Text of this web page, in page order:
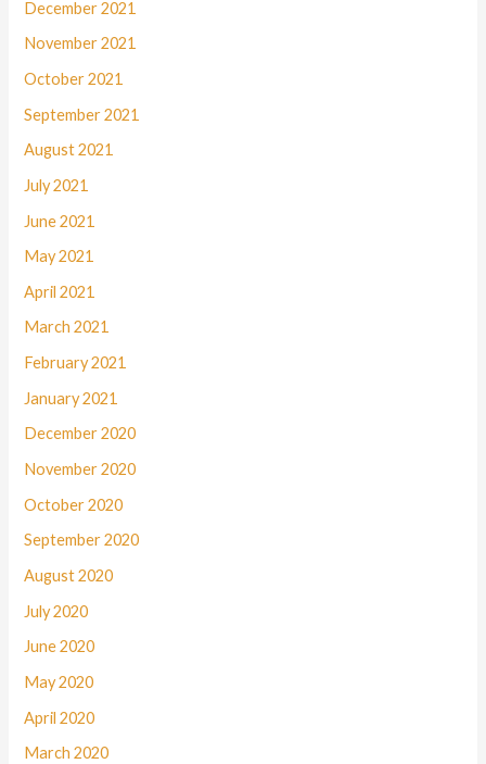
December 2021
November 2021
October 2021
September 2021
August 2021
July 2021
June 2021
May 2021
April 2021
March 2021
February 2021
January 2021
December 2020
November 2020
October 2020
September 2020
August 2020
July 2020
June 2020
May 2020
April 2020
March 2020